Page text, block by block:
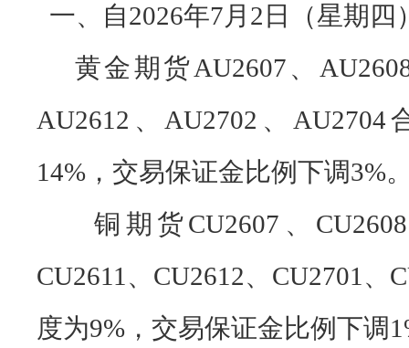
一、自2026年7月 2 日（星期四
黄金期货AU2607、
AU2612、AU2702、
14%，交易保证金比例下调3%
铜期货CU2607、CU2608
CU2611、CU2612、CU2701、
度为9%，交易保证金比例下调1